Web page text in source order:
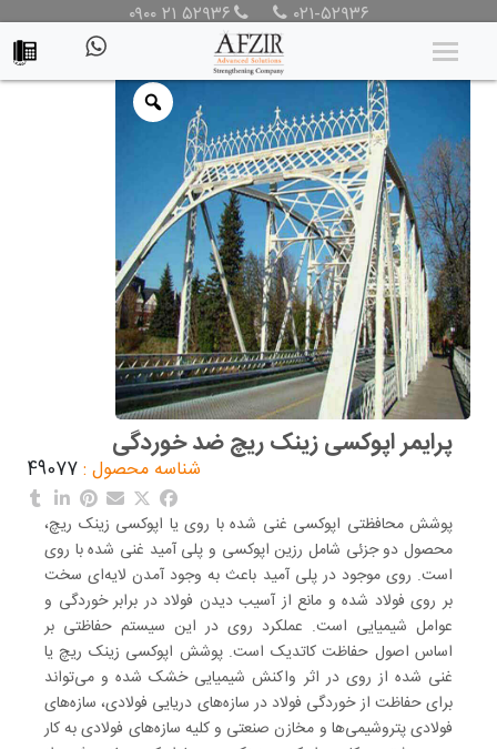
۰۲۱-۵۲۹۳۶ ۰۹۰۰ ۲۱ ۵۲۹۳۶ محصولات/محصولات/پوشش حفاظتی/رنگ های صنعتی/رنگ
اپوکسی
/ پرایمر اپوکسی زینک ریچ ضد خوردگی
پرایمر اپوکسی زینک ریچ ضد خوردگی
شناسه محصول :49077
پوشش محافظتی اپوکسی غنی شده با روی یا اپوکسی زینک ریچ،
محصول دو جزئی شامل رزین اپوکسی و پلی آمید غنی شده با روی
است. روی موجود در پلی آمید باعث به وجود آمدن لایه‌ای سخت
بر روی فولاد شده و مانع از آسیب دیدن فولاد در برابر خوردگی و
عوامل شیمیایی است. عملکرد روی در این سیستم حفاظتی بر
اساس اصول حفاظت کاتدیک است. پوشش اپوکسی زینک ریچ یا
غنی شده از روی در اثر واکنش شیمیایی خشک شده و می‌تواند
برای حفاظت از خوردگی فولاد در سازه‌های دریایی فولادی، سازه‌های
فولادی پتروشیمی‌ها و مخازن صنعتی و کلیه سازه‌های فولادی به کار